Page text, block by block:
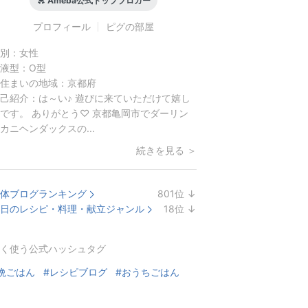
プロフィール ピグの部屋
： 女性
型： O型
まいの地域： 京都府
紹介： は～い♪ 遊びに来ていただけて嬉し
す。 ありがとう♡ 京都亀岡市でダーリン
ニヘンダックスの...
続きを見る ＞
ブログランキング 801位 ↓
のレシピ・料理・献立ジャンル 18位 ↓
使う公式ハッシュタグ
ごはん #レシピブログ #おうちごはん